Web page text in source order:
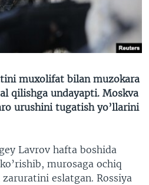
muxolifat bilan muzokara
qilishga undayapti. Moskva
urushini tugatish yo’llarini
Lavrov hafta boshida
murosaga ochiq
eslatgan. Rossiya